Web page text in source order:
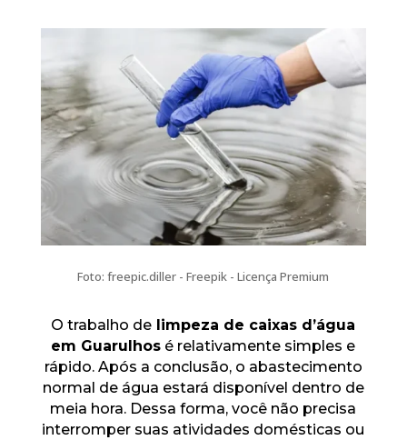
Foto: freepic.diller - Freepik - Licença Premium
O trabalho de limpeza de caixas d’água
em Guarulhos é relativamente simples e
rápido. Após a conclusão, o abastecimento
normal de água estará disponível dentro de
meia hora. Dessa forma, você não precisa
interromper suas atividades domésticas ou